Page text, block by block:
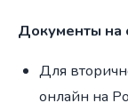
Документы на
Для
онлайн на